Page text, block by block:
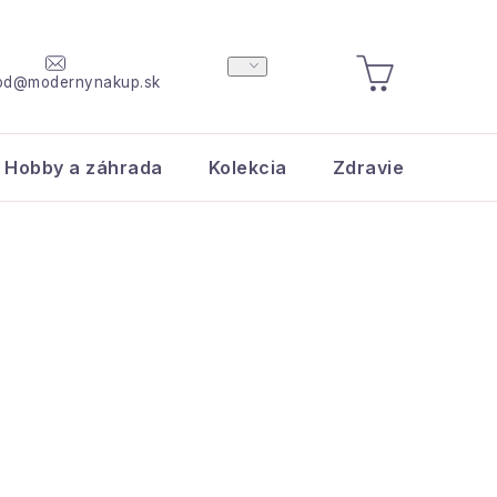
NÁKUPNÝ
KOŠÍK
Hobby a záhrada Kolekcia Zdravie a krása